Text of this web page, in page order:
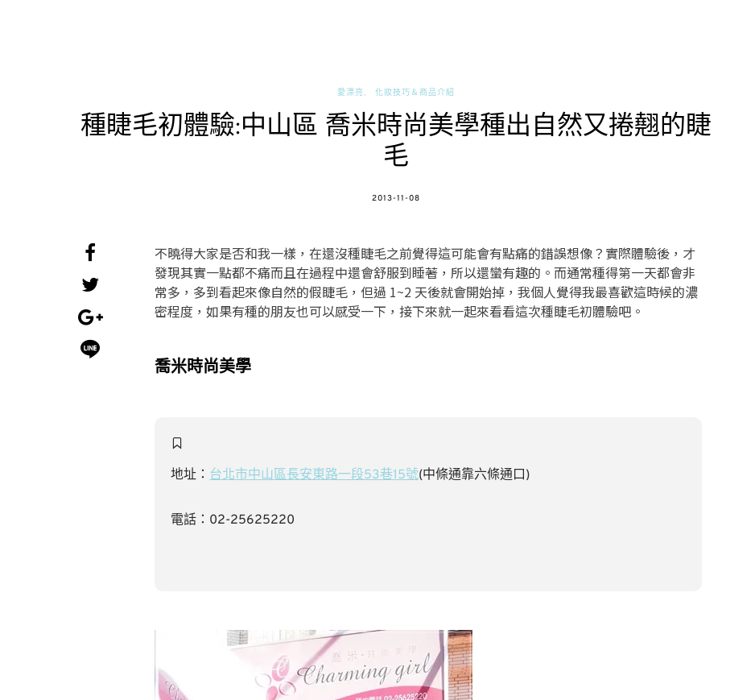
愛漂亮 化妝技巧＆商品介紹
種睫毛初體驗:中山區 喬米時尚美學種出自然又捲翹的睫
毛
POSTED
2013-11-08
不曉得大家是否和我一樣，在還沒種睫毛之前覺得這可能會有點痛的錯誤想像？實際體驗後，才
發現其實一點都不痛而且在過程中還會舒服到睡著，所以還蠻有趣的。而通常種得第一天都會非
常多，多到看起來像自然的假睫毛，但過 1~2 天後就會開始掉，我個人覺得我最喜歡這時候的濃
密程度，如果有種的朋友也可以感受一下，接下來就一起來看看這次種睫毛初體驗吧。
喬米時尚美學
地址： 台北市中山區長安東路一段53巷15號(中條通靠六條通口)
電話：02-25625220